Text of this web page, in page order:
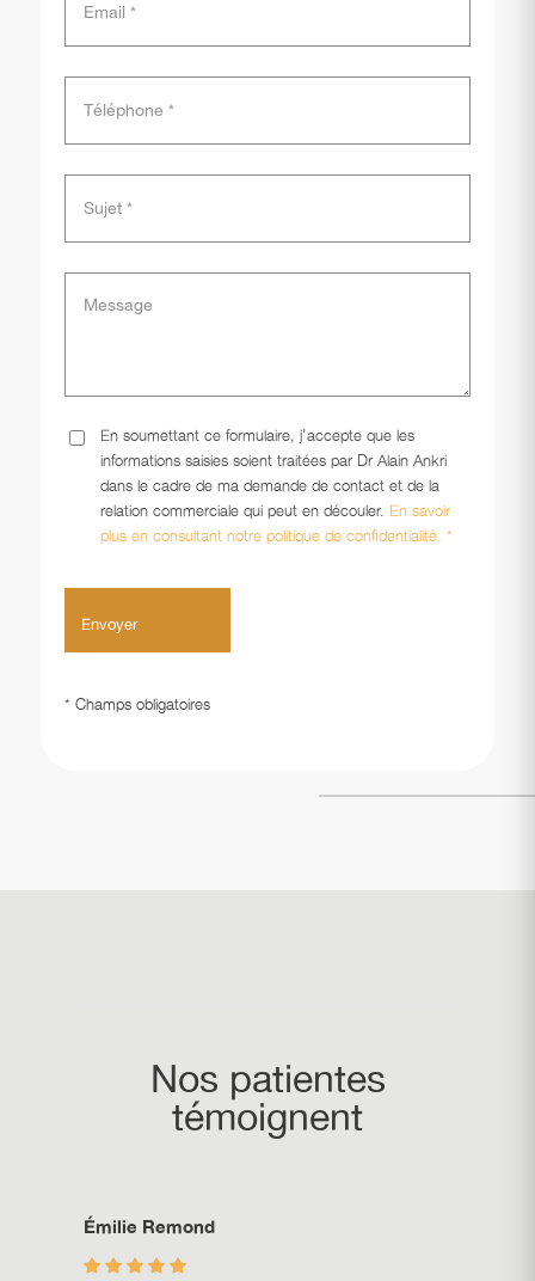
En soumettant ce formulaire, j'accepte que les
informations saisies soient traitées par Dr Alain Ankri
dans le cadre de ma demande de contact et de la
relation commerciale qui peut en découler. En savoir
plus en consultant notre politique de confidentialité. *
* Champs obligatoires
Nos patientes
témoignent
Émilie Remond